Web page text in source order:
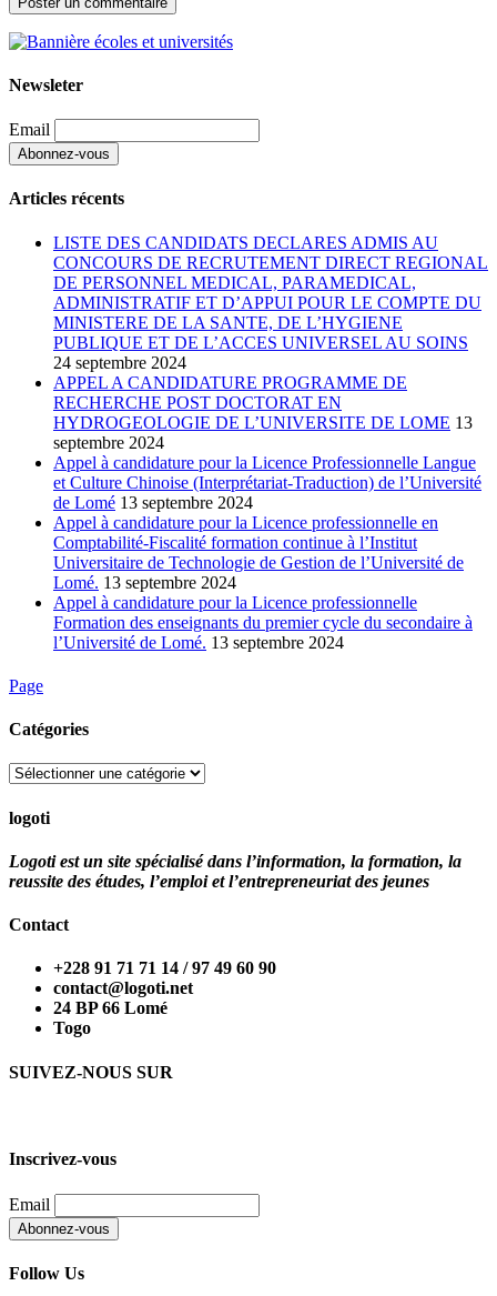
Newsleter
Email
Articles récents
LISTE DES CANDIDATS DECLARES ADMIS AU
CONCOURS DE RECRUTEMENT DIRECT REGIONAL
DE PERSONNEL MEDICAL, PARAMEDICAL,
ADMINISTRATIF ET D’APPUI POUR LE COMPTE DU
MINISTERE DE LA SANTE, DE L’HYGIENE
PUBLIQUE ET DE L’ACCES UNIVERSEL AU SOINS
24 septembre 2024
APPEL A CANDIDATURE PROGRAMME DE
RECHERCHE POST DOCTORAT EN
HYDROGEOLOGIE DE L’UNIVERSITE DE LOME 13
septembre 2024
Appel à candidature pour la Licence Professionnelle Langue
et Culture Chinoise (Interprétariat-Traduction) de l’Université
de Lomé 13 septembre 2024
Appel à candidature pour la Licence professionnelle en
Comptabilité-Fiscalité formation continue à l’Institut
Universitaire de Technologie de Gestion de l’Université de
Lomé. 13 septembre 2024
Appel à candidature pour la Licence professionnelle
Formation des enseignants du premier cycle du secondaire à
l’Université de Lomé. 13 septembre 2024
Page
Catégories
Catégories
logoti
Logoti est un site spécialisé dans l’information, la formation, la
reussite des études, l’emploi et l’entrepreneuriat des jeunes
Contact
+228 91 71 71 14 / 97 49 60 90
contact@logoti.net
24 BP 66 Lomé
Togo
SUIVEZ-NOUS SUR
Inscrivez-vous
Email
Follow Us